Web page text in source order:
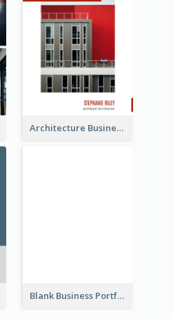
Architecture Business Portfolio
Blank Business Portfolio